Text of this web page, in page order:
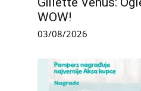
WOW!
03/08/2026